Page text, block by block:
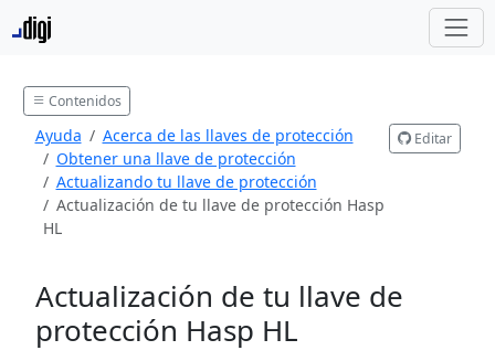
Contenidos
Ayuda
Acerca de las llaves de protección
Obtener una llave de protección
Actualizando tu llave de protección
Actualización de tu llave de protección Hasp
HL
Editar
Actualización de tu llave de
protección Hasp HL